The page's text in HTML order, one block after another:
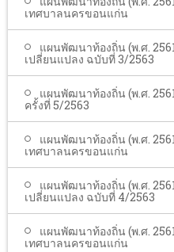
เทศบาลนครขอนแก่น
แผนพัฒนาท้องถิ่น (พ.ศ.
เปลี่ยนแปลง ฉบับที่ 3/2563
แผนพัฒนาท้องถิ่น (พ.ศ.
ครั้งที่ 5/2563
แผนพัฒนาท้องถิ่น (พ.ศ.
เทศบาลนครขอนแก่น
แผนพัฒนาท้องถิ่น (พ.ศ.
เปลี่ยนแปลง ฉบับที่ 4/2563
แผนพัฒนาท้องถิ่น (พ.ศ.
เทศบาลนครขอนแก่น